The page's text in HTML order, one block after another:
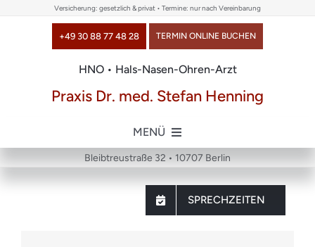
Versicherung: gesetzlich & privat • Termine: nur nach Vereinbarung
HNO • Hals-Nasen-Ohren-Arzt
+49 30 88 77 48 28 TERMIN ONLINE BUCHEN
Praxis Dr. med. Stefan Henning
MENÜ
Home
SPRECHZEITEN
Bleibtreustraße 32 • 10707 Berlin